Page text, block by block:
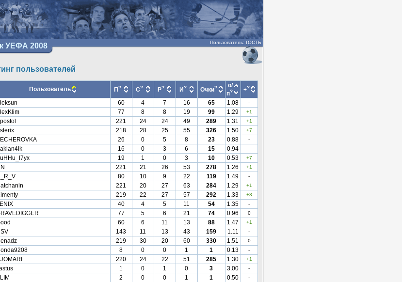
УЕФА 2008 Пользователь: ГОСТЬ
пользователей
Пользователь П? С? Р? И? Очки?
о/
п? +?
60 4 7 16 65 1.08 -
77 8 8 19 99 1.29 +1
221 24 24 49 289 1.31 +1
218 28 25 55 326 1.50 +7
26 0 5 8 23 0.88 -
16 0 3 6 15 0.94 -
19 1 0 3 10 0.53 +7
221 21 26 53 278 1.26 +1
80 10 9 22 119 1.49 -
221 20 27 63 284 1.29 +1
219 22 27 57 292 1.33 +3
40 4 5 11 54 1.35 -
77 5 6 21 74 0.96 0
60 6 11 13 88 1.47 +1
143 11 13 43 159 1.11 -
219 30 20 60 330 1.51 0
8 0 0 1 1 0.13 -
220 24 22 51 285 1.30 +1
1 0 1 0 3 3.00 -
2 0 0 1 1 0.50
-